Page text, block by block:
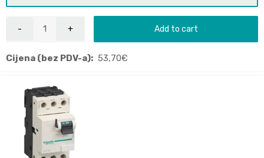
Add to cart
Cijena (bez PDV-a): 53,70€